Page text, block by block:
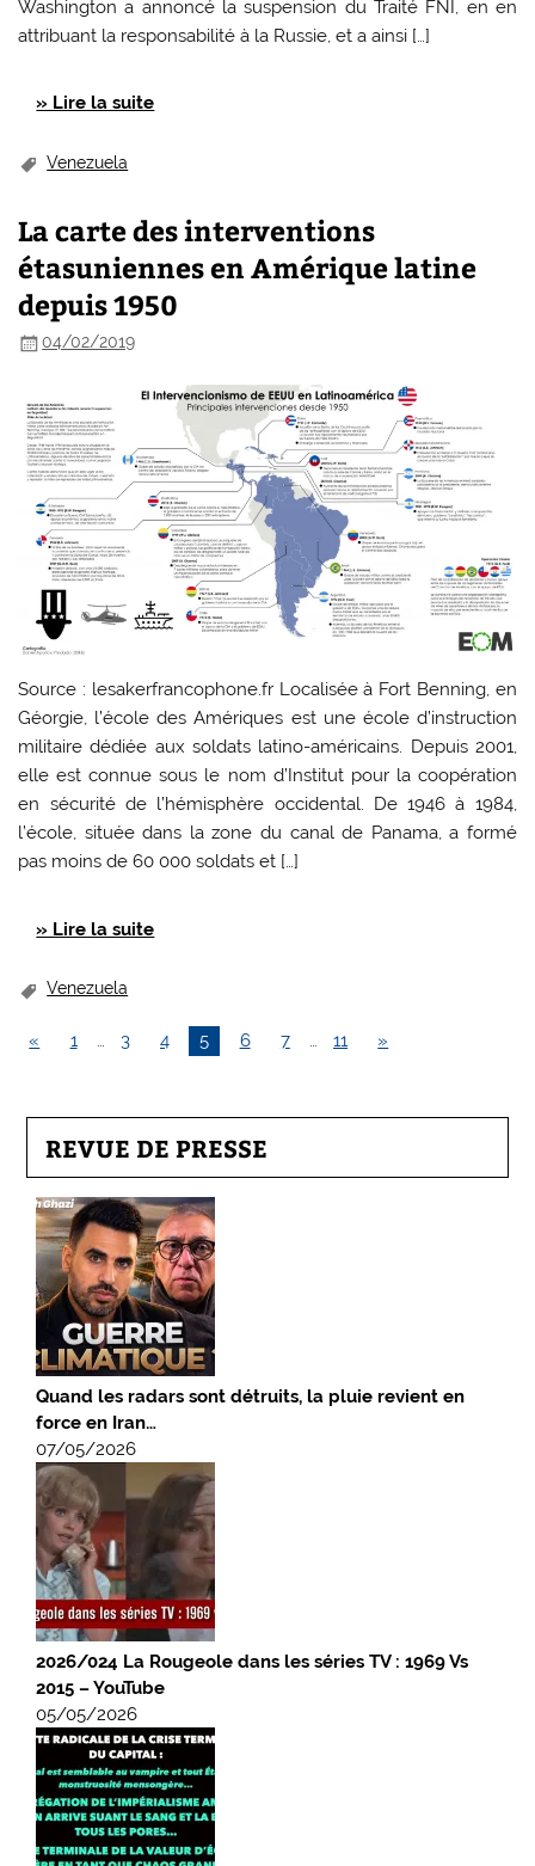
Washington a annoncé la suspension du Traité FNI, en en
attribuant la responsabilité à la Russie, et a ainsi […]
» Lire la suite
Venezuela
La carte des interventions
étasuniennes en Amérique latine
depuis 1950
04/02/2019
Source : lesakerfrancophone.fr Localisée à Fort Benning, en
Géorgie, l’école des Amériques est une école d’instruction
militaire dédiée aux soldats latino-américains. Depuis 2001,
elle est connue sous le nom d’Institut pour la coopération
en sécurité de l’hémisphère occidental. De 1946 à 1984,
l’école, située dans la zone du canal de Panama, a formé
pas moins de 60 000 soldats et […]
» Lire la suite
Venezuela
« 1 … 3 4 5 6 7 … 11 »
REVUE DE PRESSE
Quand les radars sont détruits, la pluie revient en
force en Iran…
07/05/2026
2026/024 La Rougeole dans les séries TV : 1969 Vs
2015 – YouTube
05/05/2026